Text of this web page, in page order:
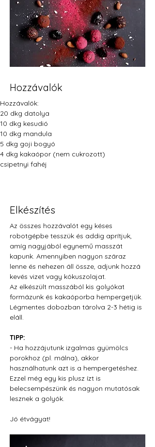
Hozzávalók
Hozzávalók:
20 dkg datolya
10 dkg kesudió
10 dkg mandula
5 dkg goji bogyó
4 dkg kakaópor (nem cukrozott)
csipetnyi fahéj
Elkészítés
Az összes hozzávalót egy késes
robotgépbe tesszük és addig aprítjuk,
amíg nagyjából egynemű masszát
kapunk. Amennyiben nagyon száraz
lenne és nehezen áll össze, adjunk hozzá
kevés vizet vagy kókuszolajat.
Az elkészült masszából kis golyókat
formázunk és kakaóporba hempergetjük.
Légmentes dobozban tárolva 2-3 hétig is
eláll.
TIPP:
- Ha hozzájutunk izgalmas gyümölcs
porokhoz (pl. málna), akkor
használhatunk azt is a hempergetéshez.
Ezzel még egy kis plusz ízt is
belecsempészünk és nagyon mutatósak
lesznek a golyók.
Jó étvágyat!